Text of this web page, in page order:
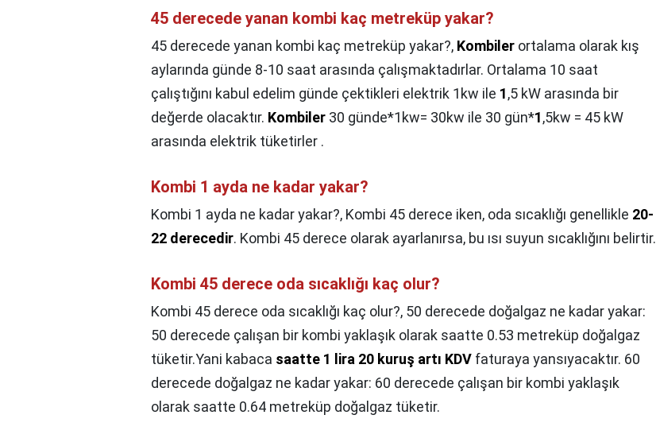
45 derecede yanan kombi kaç metreküp yakar?
45 derecede yanan kombi kaç metreküp yakar?, Kombiler ortalama olarak kış
aylarında günde 8-10 saat arasında çalışmaktadırlar. Ortalama 10 saat
çalıştığını kabul edelim günde çektikleri elektrik 1kw ile 1,5 kW arasında bir
değerde olacaktır. Kombiler 30 günde*1kw= 30kw ile 30 gün*1,5kw = 45 kW
arasında elektrik tüketirler .
Kombi 1 ayda ne kadar yakar?
Kombi 1 ayda ne kadar yakar?, Kombi 45 derece iken, oda sıcaklığı genellikle 20-
22 derecedir. Kombi 45 derece olarak ayarlanırsa, bu ısı suyun sıcaklığını belirtir.
Kombi 45 derece oda sıcaklığı kaç olur?
Kombi 45 derece oda sıcaklığı kaç olur?, 50 derecede doğalgaz ne kadar yakar:
50 derecede çalışan bir kombi yaklaşık olarak saatte 0.53 metreküp doğalgaz
tüketir.Yani kabaca saatte 1 lira 20 kuruş artı KDV faturaya yansıyacaktır. 60
derecede doğalgaz ne kadar yakar: 60 derecede çalışan bir kombi yaklaşık
olarak saatte 0.64 metreküp doğalgaz tüketir.